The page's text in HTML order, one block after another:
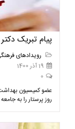
پیام تبریک
رویدادهای
19 آذر 1400
0
عضو کمیسیون
روز پرستار را به